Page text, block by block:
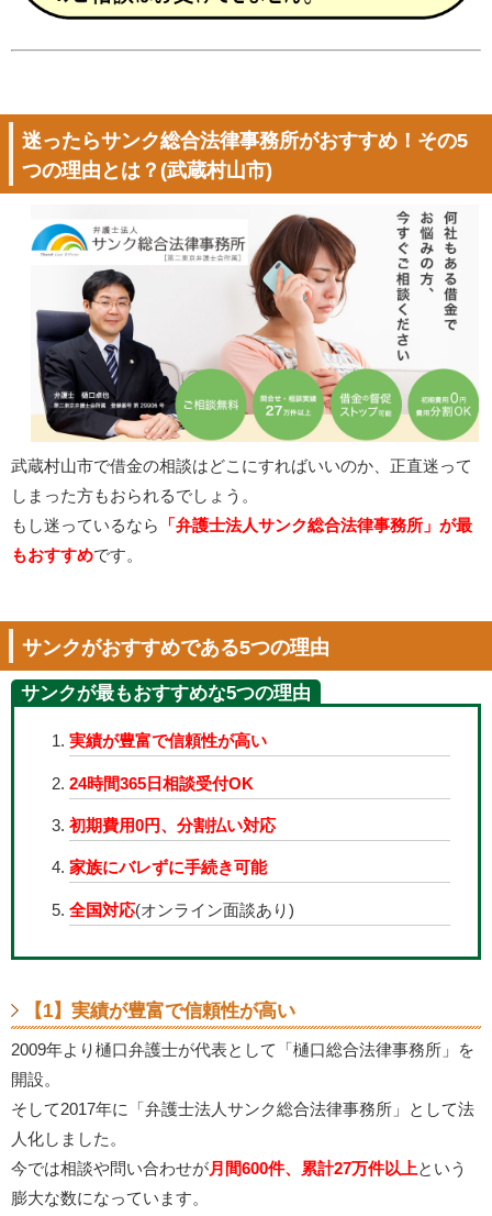
迷ったらサンク総合法律事務所がおすすめ！その5
つの理由とは？(武蔵村山市)
武蔵村山市で借金の相談はどこにすればいいのか、正直迷って
しまった方もおられるでしょう。
もし迷っているなら
「弁護士法人サンク総合法律事務所」が最
もおすすめです。
サンクがおすすめである5つの理由
サンクが最もおすすめな5つの理由
実績が豊富で信頼性が高い
24時間365日相談受付OK
初期費用0円、分割払い対応
家族にバレずに手続き可能
全国対応(オンライン面談あり)
【1】実績が豊富で信頼性が高い
2009年より樋口弁護士が代表として「樋口総合法律事務所」を
開設。
そして2017年に「弁護士法人サンク総合法律事務所」として法
人化しました。
今では相談や問い合わせが月間600件、累計27万件以上という
膨大な数になっています。